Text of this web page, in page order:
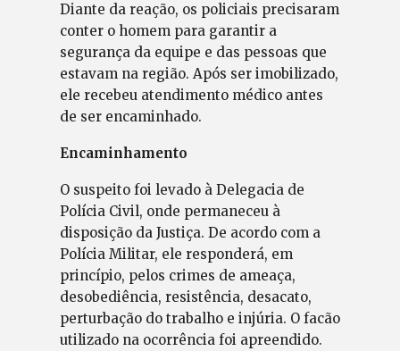
Diante da reação, os policiais precisaram
conter o homem para garantir a
segurança da equipe e das pessoas que
estavam na região. Após ser imobilizado,
ele recebeu atendimento médico antes
de ser encaminhado.
Encaminhamento
O suspeito foi levado à Delegacia de
Polícia Civil, onde permaneceu à
disposição da Justiça. De acordo com a
Polícia Militar, ele responderá, em
princípio, pelos crimes de ameaça,
desobediência, resistência, desacato,
perturbação do trabalho e injúria. O facão
utilizado na ocorrência foi apreendido.